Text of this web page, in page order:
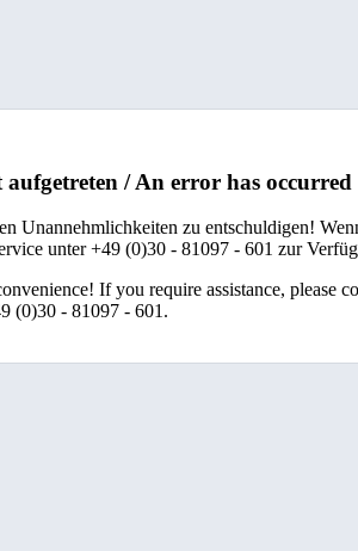
aufgetreten / An error has occurred
Unannehmlichkeiten zu entschuldigen!
unter +49 (0)30 - 81097 - 601 zur
If you require assistance, please
(0)30 - 81097 - 601.